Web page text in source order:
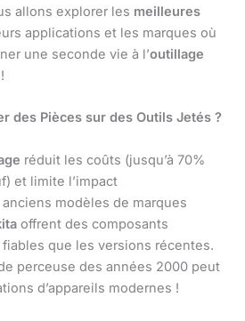
allons explorer les meilleures
applications et les marques où
une seconde vie à l’outillage
des Pièces sur des Outils Jetés ?
réduit les coûts (jusqu’à 70%
et limite l’impact
modèles de marques
offrent des composants
que les versions récentes.
perceuse des années 2000 peut
d’appareils modernes !